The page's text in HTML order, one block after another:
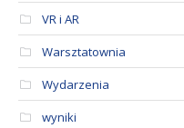
VR i AR
Warsztatownia
Wydarzenia
wyniki